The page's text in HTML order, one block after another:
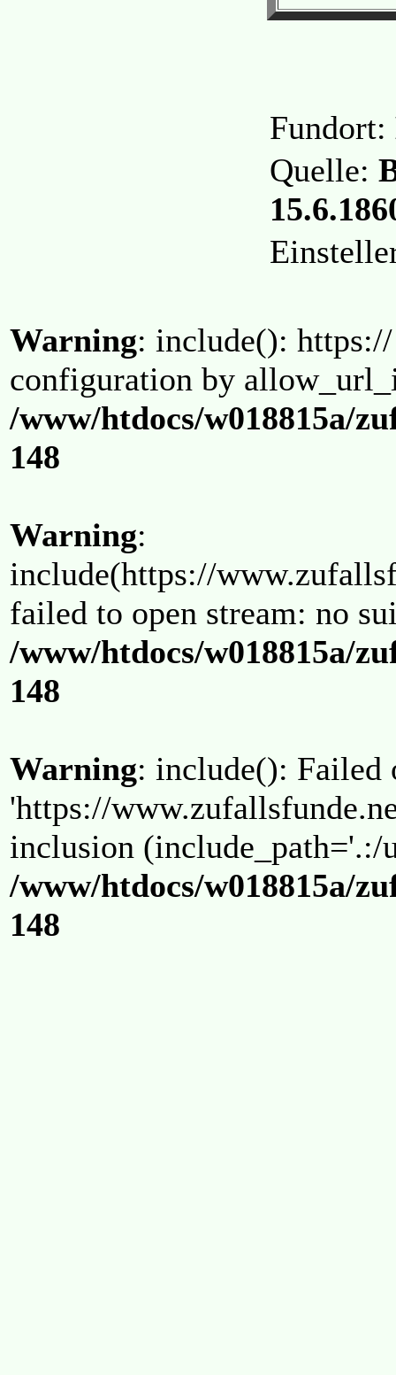
Fundort:
Quelle:
Warning: include():
configuration by
/www/htdocs/w018815a/
148
Warning:
include(https://
failed to open stream: no
/www/htdocs/w018815a/
148
Warning: include(): Failed
'https://
inclusion (include_path='.:/
/www/htdocs/w018815a/
148